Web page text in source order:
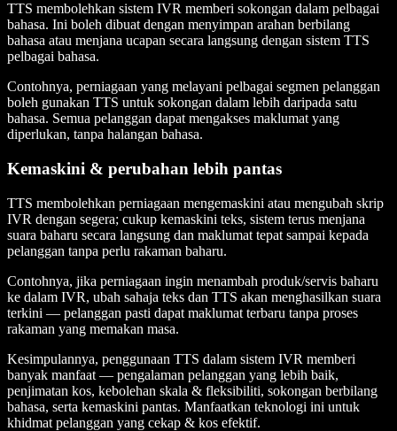
TTS membolehkan sistem IVR memberi sokongan dalam pelbagai
bahasa. Ini boleh dibuat dengan menyimpan arahan berbilang
bahasa atau menjana ucapan secara langsung dengan sistem TTS
pelbagai bahasa.
Contohnya, perniagaan yang melayani pelbagai segmen pelanggan
boleh gunakan TTS untuk sokongan dalam lebih daripada satu
bahasa. Semua pelanggan dapat mengakses maklumat yang
diperlukan, tanpa halangan bahasa.
Kemaskini & perubahan lebih pantas
TTS membolehkan perniagaan mengemaskini atau mengubah skrip
IVR dengan segera; cukup kemaskini teks, sistem terus menjana
suara baharu secara langsung dan maklumat tepat sampai kepada
pelanggan tanpa perlu rakaman baharu.
Contohnya, jika perniagaan ingin menambah produk/servis baharu
ke dalam IVR, ubah sahaja teks dan TTS akan menghasilkan suara
terkini — pelanggan pasti dapat maklumat terbaru tanpa proses
rakaman yang memakan masa.
Kesimpulannya, penggunaan TTS dalam sistem IVR memberi
banyak manfaat — pengalaman pelanggan yang lebih baik,
penjimatan kos, kebolehan skala & fleksibiliti, sokongan berbilang
bahasa, serta kemaskini pantas. Manfaatkan teknologi ini untuk
khidmat pelanggan yang cekap & kos efektif.